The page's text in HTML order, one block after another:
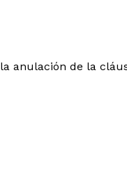
anulación de la